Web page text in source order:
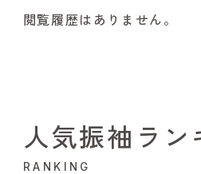
閲覧履歴はありません。
人気振袖ラン
RANKING